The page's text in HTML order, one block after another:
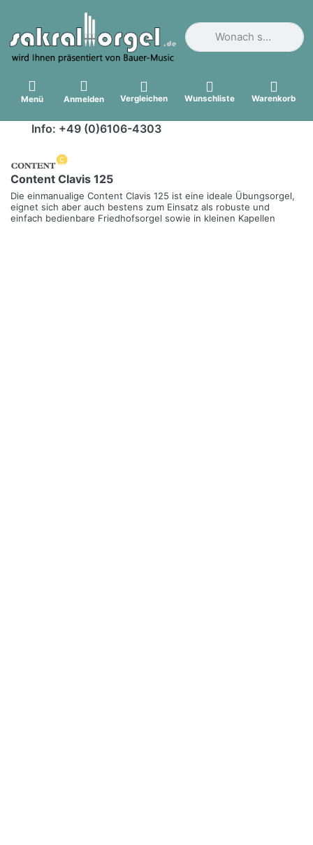
Geben Sie einen
Menü Anmelden Vergleichen Wunschliste Warenkorb
Info: +49 (0)6106-4303
Content Clavis 125
Die einmanualige Content Clavis 125 ist eine ideale Übungsorgel,
eignet sich aber auch bestens zum Einsatz als robuste und
einfach bedienbare Friedhofsorgel sowie in kleinen Kapellen